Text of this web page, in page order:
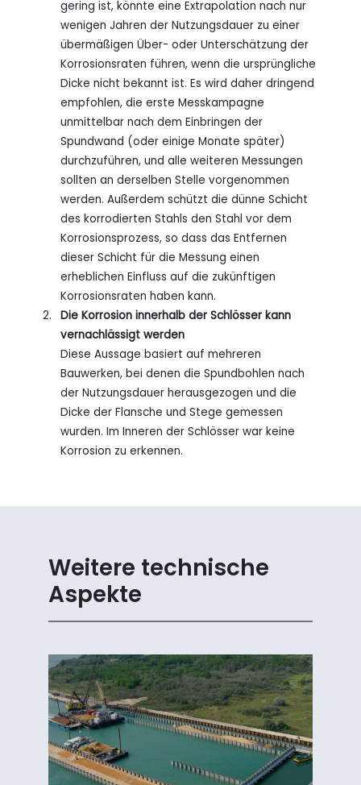
gering ist, könnte eine Extrapolation nach nur
wenigen Jahren der Nutzungsdauer zu einer
übermäßigen Über- oder Unterschätzung der
Korrosionsraten führen, wenn die ursprüngliche
Dicke nicht bekannt ist. Es wird daher dringend
empfohlen, die erste Messkampagne
unmittelbar nach dem Einbringen der
Spundwand (oder einige Monate später)
durchzuführen, und alle weiteren Messungen
sollten an derselben Stelle vorgenommen
werden. Außerdem schützt die dünne Schicht
des korrodierten Stahls den Stahl vor dem
Korrosionsprozess, so dass das Entfernen
dieser Schicht für die Messung einen
erheblichen Einfluss auf die zukünftigen
Korrosionsraten haben kann.
Die Korrosion innerhalb der Schlösser kann
vernachlässigt werden
Diese Aussage basiert auf mehreren
Bauwerken, bei denen die Spundbohlen nach
der Nutzungsdauer herausgezogen und die
Dicke der Flansche und Stege gemessen
wurden. Im Inneren der Schlösser war keine
Korrosion zu erkennen.
Weitere technische
Aspekte